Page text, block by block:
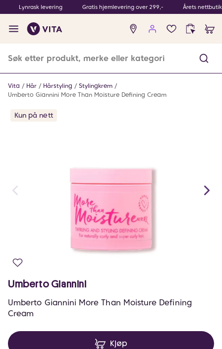
Lynrask levering Gratis hjemlevering over 299,- Årets
Ingen
produkter
Vita Hår Hårstyling
Stylingkrem
Umberto Giannini More Than Moisture Defining Cream
Kun på nett
Umberto Giannini
Umberto Giannini More Than Moisture Defining
Cream
Kjøp